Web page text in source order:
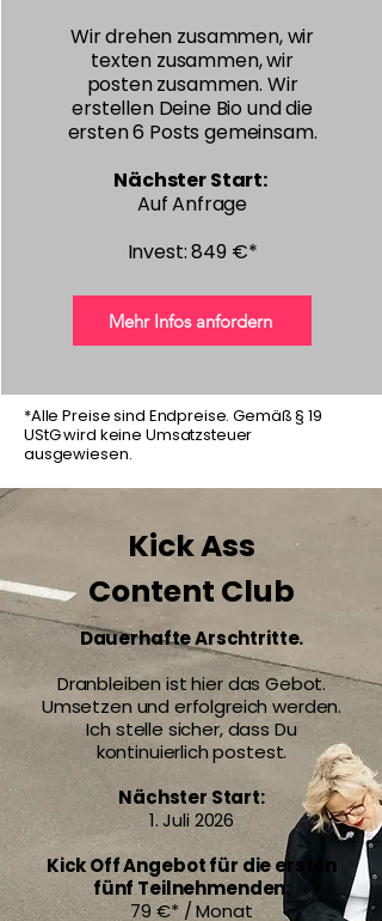
Wir drehen zusammen, wir
texten zusammen, wir
posten zusammen. Wir
erstellen Deine Bio und die
ersten 6 Posts gemeinsam.
Nächster Start:
Auf Anfrage
Invest: 849 €*
Mehr Infos anfordern
*Alle Preise sind Endpreise. Gemäß § 19
UStG wird keine Umsatzsteuer
ausgewiesen.
Kick Ass
Content Club
Dauerhafte Arschtritte.
Dranbleiben ist hier das Gebot.
Umsetzen und erfolgreich werden.
Ich stelle sicher, dass Du
kontinuierlich postest.
Nächster Start:
1. Juli 2026
Kick Off Angebot für die ersten
fünf Teilnehmenden:
79 €* / Monat